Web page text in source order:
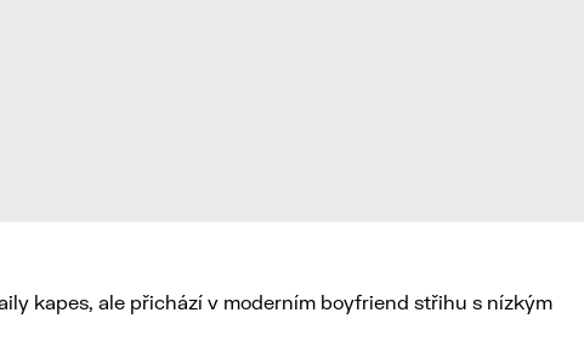
kapes, ale přichází v moderním boyfriend střihu s nízkým